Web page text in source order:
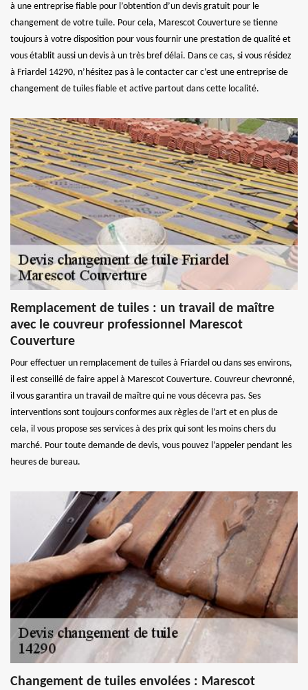
à une entreprise fiable pour l’obtention d’un devis gratuit pour le
changement de votre tuile. Pour cela, Marescot Couverture se tienne
toujours à votre disposition pour vous fournir une prestation de qualité et
vous établit aussi un devis à un très bref délai. Dans ce cas, si vous résidez
à Friardel 14290, n’hésitez pas à le contacter car c’est une entreprise de
changement de tuiles fiable et active partout dans cette localité.
Remplacement de tuiles : un travail de maître
avec le couvreur professionnel Marescot
Couverture
Pour effectuer un remplacement de tuiles à Friardel ou dans ses environs,
il est conseillé de faire appel à Marescot Couverture. Couvreur chevronné,
il vous garantira un travail de maître qui ne vous décevra pas. Ses
interventions sont toujours conformes aux règles de l’art et en plus de
cela, il vous propose ses services à des prix qui sont les moins chers du
marché. Pour toute demande de devis, vous pouvez l’appeler pendant les
heures de bureau.
Changement de tuiles envolées : Marescot